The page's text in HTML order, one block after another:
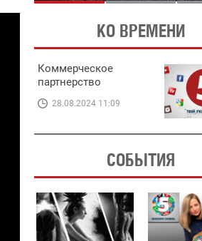
КО ВРЕМЕНИ
Коммерческое
партнерство
28.08.2024 11:09
СОБЫТИЯ